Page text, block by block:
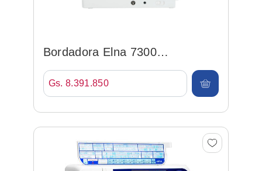
Bordadora Elna 7300
Automatica
Gs. 8.391.850